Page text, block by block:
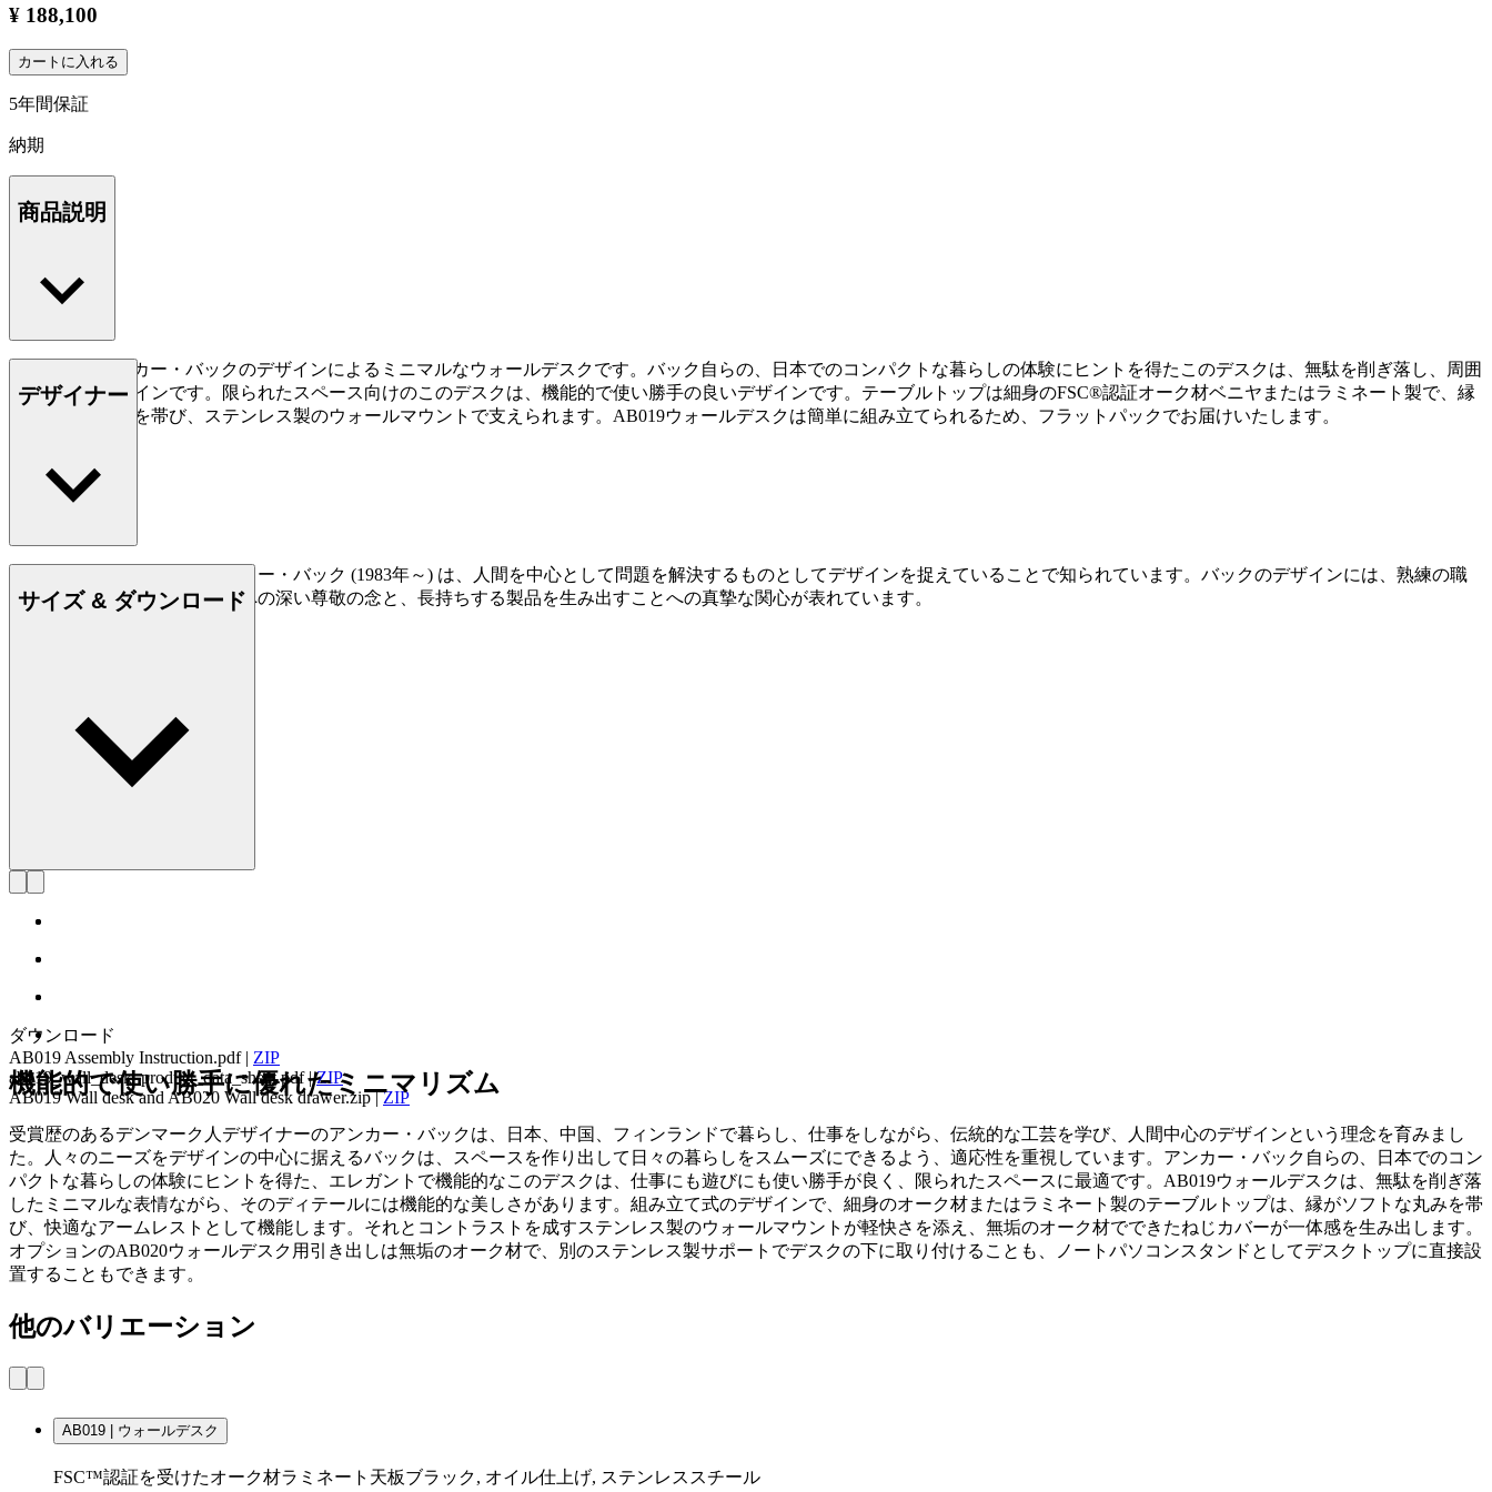
¥ 188,100
カートに入れる
5年間保証
納期
商品説明
AB019は、アンカー・バックのデザインによるミニマルなウォールデスクです。バック自らの、日本でのコンパクトな暮らしの体験にヒントを得たこのデスクは、無駄を削ぎ落し、周囲
と調和するデザインです。限られたスペース向けのこのデスクは、機能的で使い勝手の良いデザインです。テーブルトップは細身のFSC®認証オーク材ベニヤまたはラミネート製で、縁
はソフトな丸みを帯び、ステンレス製のウォールマウントで支えられます。AB019ウォールデスクは簡単に組み立てられるため、フラットパックでお届けいたします。
デザイナー
デザイナー兼家具職人のアンカー・バック (1983年～) は、人間を中心として問題を解決するものとしてデザインを捉えていることで知られています。バックのデザインには、熟練の職
人技と入念に考えられた機能への深い尊敬の念と、長持ちする製品を生み出すことへの真摯な関心が表れています。
サイズ & ダウンロード
ダウンロード
AB019 Assembly Instruction.pdf| ZIP
ab019_wall_desk_product_data_sheet.pdf|ZIP
AB019 Wall desk and AB020 Wall desk drawer.zip|ZIP
機能的で使い勝手に優れたミニマリズム
受賞歴のあるデンマーク人デザイナーのアンカー・バックは、日本、中国、フィンランドで暮らし、仕事をしながら、伝統的な工芸を学び、人間中心のデザインという理念を育みまし
た。人々のニーズをデザインの中心に据えるバックは、スペースを作り出して日々の暮らしをスムーズにできるよう、適応性を重視しています。アンカー・バック自らの、日本でのコン
パクトな暮らしの体験にヒントを得た、エレガントで機能的なこのデスクは、仕事にも遊びにも使い勝手が良く、限られたスペースに最適です。AB019ウォールデスクは、無駄を削ぎ落
したミニマルな表情ながら、そのディテールには機能的な美しさがあります。組み立て式のデザインで、細身のオーク材またはラミネート製のテーブルトップは、縁がソフトな丸みを帯
び、快適なアームレストとして機能します。それとコントラストを成すステンレス製のウォールマウントが軽快さを添え、無垢のオーク材でできたねじカバーが一体感を生み出します。
オプションのAB020ウォールデスク用引き出しは無垢のオーク材で、別のステンレス製サポートでデスクの下に取り付けることも、ノートパソコンスタンドとしてデスクトップに直接設
置することもできます。
他のバリエーション
AB019 | ウォールデスク
FSC™認証を受けたオーク材ラミネート天板ブラック, オイル仕上げ, ステンレススチール